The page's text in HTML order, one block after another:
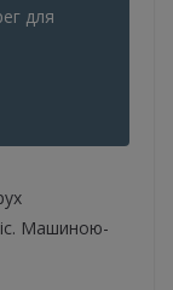
для
Машиною-